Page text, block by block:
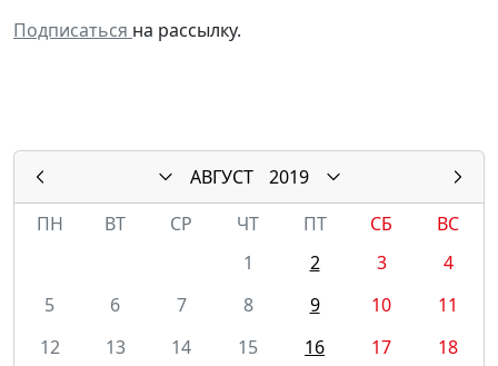
Подписаться на рассылку.
АВГУСТ
2019
ПН
ВТ СР ЧТ ПТ СБ
ВС
1
2 3
4
5
6 7 8 9 10
11
12
13 14 15 16 17
18